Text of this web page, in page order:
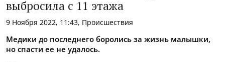
выбросила с 11 этажа
9 Ноября 2022, 11:43, Происшествия
Медики до последнего боролись за жизнь малышки,
но спасти ее не удалось.